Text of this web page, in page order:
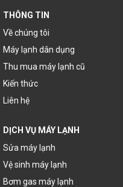
THÔNG TIN
Về chúng tôi
Máy lạnh dân dụng
Thu mua máy lạnh cũ
Kiến thức
Liên hệ
DỊCH VỤ MÁY LẠNH
Sửa máy lạnh
Vệ sinh máy lạnh
Bơm gas máy lạnh